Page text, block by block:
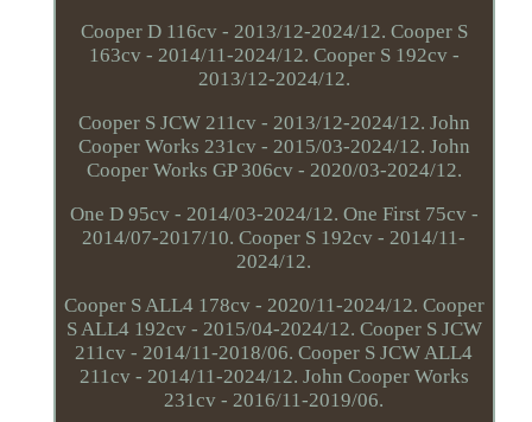
Cooper D 116cv - 2013/12-2024/12. Cooper S
163cv - 2014/11-2024/12. Cooper S 192cv -
2013/12-2024/12.
Cooper S JCW 211cv - 2013/12-2024/12. John
Cooper Works 231cv - 2015/03-2024/12. John
Cooper Works GP 306cv - 2020/03-2024/12.
One D 95cv - 2014/03-2024/12. One First 75cv -
2014/07-2017/10. Cooper S 192cv - 2014/11-
2024/12.
Cooper S ALL4 178cv - 2020/11-2024/12. Cooper
S ALL4 192cv - 2015/04-2024/12. Cooper S JCW
211cv - 2014/11-2018/06. Cooper S JCW ALL4
211cv - 2014/11-2024/12. John Cooper Works
231cv - 2016/11-2019/06.